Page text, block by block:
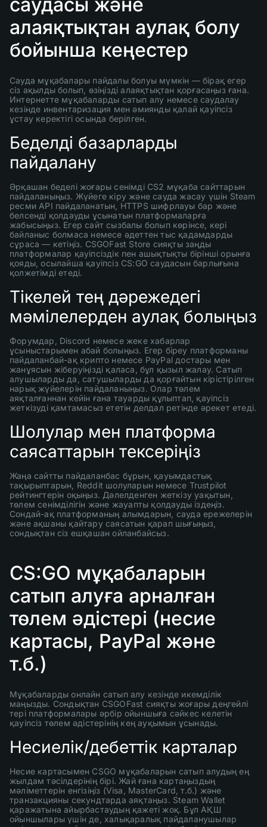
алаяқтықтан аулақ болу
бойынша кеңестер
Сауда мұқабалары пайдалы болуы мүмкін — бірақ егер
сіз ақылды болып, өзіңізді алаяқтықтан қорғасаңыз ғана.
Интернетте мұқабаларды сатып алу немесе саудалау
кезінде инвентаризация мен әмиянды қалай қауіпсіз
ұстау керектігі осында берілген.
Беделді базарларды
пайдалану
Әрқашан беделі жоғары сенімді CS2 мұқаба сайттарын
пайдаланыңыз. Жүйеге кіру және сауда жасау үшін Steam
ресми API пайдаланатын, HTTPS шифрлауы бар және
белсенді қолдауды ұсынатын платформаларға
жабысыңыз. Егер сайт сызбалы болып көрінсе, кері
байланыс болмаса немесе әдеттен тыс қадамдарды
сұраса — кетіңіз. CSGOFast Store сияқты заңды
платформалар қауіпсіздік пен ашықтықты бірінші орынға
қояды, осылайша қауіпсіз CS:GO саудасын барлығына
қолжетімді етеді.
Тікелей тең дәрежедегі
мәмілелерден аулақ болыңыз
Форумдар, Discord немесе жеке хабарлар
ұсыныстарымен абай болыңыз. Егер біреу платформаны
пайдаланбай-ақ крипто немесе PayPal достары мен
жанұясын жіберуіңізді қаласа, бұл қызыл жалау. Сатып
алушыларды да, сатушыларды да қорғайтын кірістірілген
нарық жүйелерін пайдаланыңыз. Олар төлем
аяқталғаннан кейін ғана тауарды құлыптап, қауіпсіз
жеткізуді қамтамасыз ететін делдал ретінде әрекет етеді.
Шолулар мен платформа
саясаттарын тексеріңіз
Жаңа сайтты пайдаланбас бұрын, қауымдастық
тақырыптарын, Reddit шолуларын немесе Trustpilot
рейтингтерін оқыңыз. Дәлелденген жеткізу уақытын,
төлем сенімділігін және жауапты қолдауды іздеңіз.
Сондай-ақ платформаның алымдарын, сауда ережелерін
және ақшаны қайтару саясатын қарап шығыңыз,
сондықтан сіз ешқашан ойланбайсыз.
CS:GO мұқабаларын
сатып алуға арналған
төлем әдістері (несие
картасы, PayPal және
т.б.)
Мұқабаларды онлайн сатып алу кезінде икемділік
маңызды. Сондықтан CSGOFast сияқты жоғары деңгейлі
тері платформалары әрбір ойыншыға сәйкес келетін
қауіпсіз төлем әдістерінің кең ауқымын ұсынады.
Несиелік/дебеттік карталар
Несие картасымен CSGO мұқабаларын сатып алудың ең
жылдам тәсілдерінің бірі. Жай ғана картаңыздың
мәліметтерін енгізіңіз (Visa, MasterCard, т.б.) және
транзакцияны секундтарда аяқтаңыз. Steam Wallet
қаражатына айырбастаудың қажеті жоқ. Бұл АҚШ
ойыншылары үшін де, халықаралық пайдаланушылар